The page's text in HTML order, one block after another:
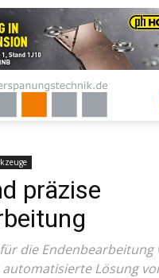
präzise
für die Endenbearbeitung
Lösung